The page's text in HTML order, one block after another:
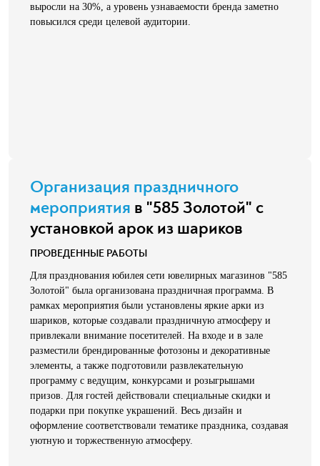
выросли на 30%, а уровень узнаваемости бренда заметно
повысился среди целевой аудитории.
Организация праздничного
мероприятия в "585 Золотой" с
установкой арок из шариков
ПРОВЕДЕННЫЕ РАБОТЫ
Для празднования юбилея сети ювелирных магазинов "585
Золотой" была организована праздничная программа. В
рамках мероприятия были установлены яркие арки из
шариков, которые создавали праздничную атмосферу и
привлекали внимание посетителей. На входе и в зале
разместили брендированные фотозоны и декоративные
элементы, а также подготовили развлекательную
программу с ведущим, конкурсами и розыгрышами
призов. Для гостей действовали специальные скидки и
подарки при покупке украшений. Весь дизайн и
оформление соответствовали тематике праздника, создавая
уютную и торжественную атмосферу.